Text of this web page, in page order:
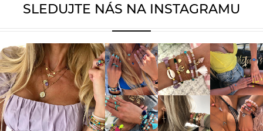
SLEDUJTE NÁS NA INSTAGRAMU